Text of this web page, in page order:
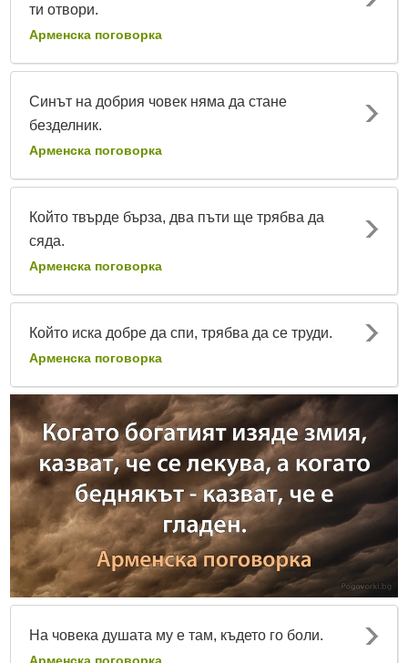
ти отвори.
Арменска поговорка
Синът на добрия човек няма да стане
безделник.
Арменска поговорка
Който твърде бърза, два пъти ще трябва да
сяда.
Арменска поговорка
Който иска добре да спи, трябва да се труди.
Арменска поговорка
На човека душата му е там, където го боли.